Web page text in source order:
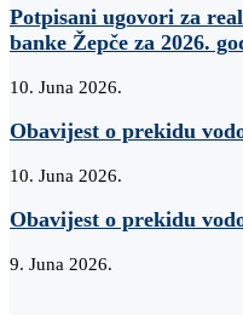
Potpisani ugovori za
banke Žepče za 2026.
10. Juna 2026.
Obavijest o prekidu
10. Juna 2026.
Obavijest o prekidu
9. Juna 2026.